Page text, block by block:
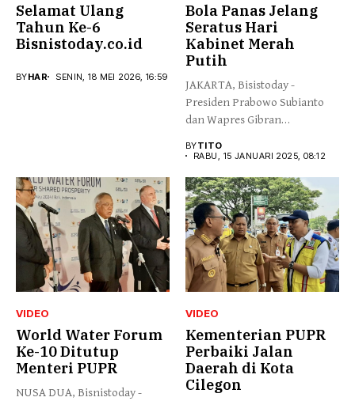
Selamat Ulang
Tahun Ke-6
Bisnistoday.co.id
BYHAR SENIN, 18 MEI 2026, 16:59
Bola Panas Jelang
Seratus Hari
Kabinet Merah
Putih
JAKARTA, Bisistoday -
Presiden Prabowo Subianto
dan Wapres Gibran
menjalankan...
BYTITO
RABU, 15 JANUARI 2025, 08:12
VIDEO
World Water Forum
Ke-10 Ditutup
Menteri PUPR
NUSA DUA, Bisnistoday -
VIDEO
Kementerian PUPR
Perbaiki Jalan
Daerah di Kota
Cilegon